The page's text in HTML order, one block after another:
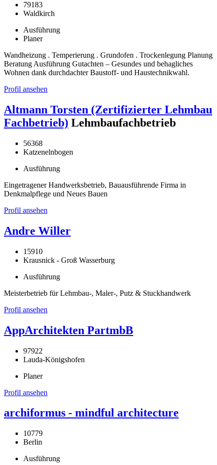
79183
Waldkirch
Ausführung
Planer
Wandheizung . Temperierung . Grundofen . Trockenlegung Planung
Beratung Ausführung Gutachten – Gesundes und behagliches
Wohnen dank durchdachter Baustoff- und Haustechnikwahl.
Profil ansehen
Altmann Torsten (Zertifizierter Lehmbau
Fachbetrieb) Lehmbaufachbetrieb
56368
Katzenelnbogen
Ausführung
Eingetragener Handwerksbetrieb, Bauausführende Firma in
Denkmalpflege und Neues Bauen
Profil ansehen
Andre Willer
15910
Krausnick - Groß Wasserburg
Ausführung
Meisterbetrieb für Lehmbau-, Maler-, Putz & Stuckhandwerk
Profil ansehen
AppArchitekten PartmbB
97922
Lauda-Königshofen
Planer
Profil ansehen
archiformus - mindful architecture
10779
Berlin
Ausführung